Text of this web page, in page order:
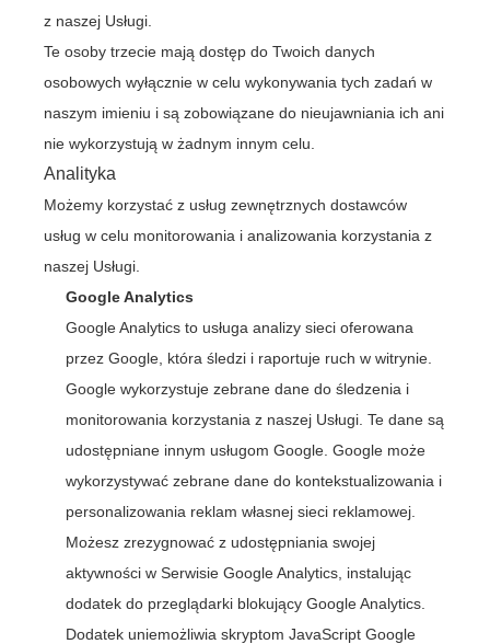
z naszej Usługi.
Te osoby trzecie mają dostęp do Twoich danych
osobowych wyłącznie w celu wykonywania tych zadań w
naszym imieniu i są zobowiązane do nieujawniania ich ani
nie wykorzystują w żadnym innym celu.
Analityka
Możemy korzystać z usług zewnętrznych dostawców
usług w celu monitorowania i analizowania korzystania z
naszej Usługi.
Google Analytics
Google Analytics to usługa analizy sieci oferowana
przez Google, która śledzi i raportuje ruch w witrynie.
Google wykorzystuje zebrane dane do śledzenia i
monitorowania korzystania z naszej Usługi. Te dane są
udostępniane innym usługom Google. Google może
wykorzystywać zebrane dane do kontekstualizowania i
personalizowania reklam własnej sieci reklamowej.
Możesz zrezygnować z udostępniania swojej
aktywności w Serwisie Google Analytics, instalując
dodatek do przeglądarki blokujący Google Analytics.
Dodatek uniemożliwia skryptom JavaScript Google